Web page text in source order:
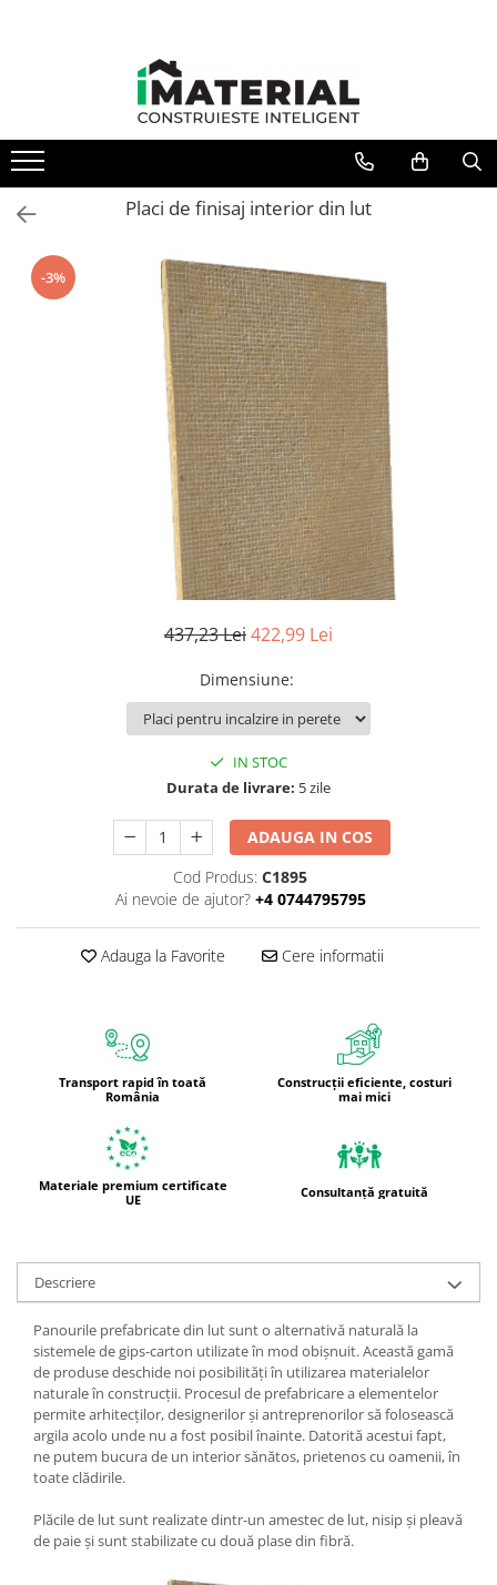
Toate Produsele
Fundație
Structură
Izolații
Fatada ventilata
Placi de finisaj interior din lut
-3%
437,23 Lei422,99 Lei
Dimensiune:
IN STOC
Durata de livrare: 5 zile
ADAUGA IN COS
Cod Produs: C1895
Ai nevoie de ajutor? +4 0744795795
Adauga la Favorite Cere informatii
Transport rapid în toată
România
Construcții eficiente, costuri
mai mici
Materiale premium certificate
UE
Consultanță gratuită
Descriere
Panourile prefabricate din lut sunt o alternativă naturală la
sistemele de gips-carton utilizate în mod obișnuit. Această gamă
de produse deschide noi posibilități în utilizarea materialelor
naturale în construcții. Procesul de prefabricare a elementelor
permite arhitecților, designerilor și antreprenorilor să folosească
argila acolo unde nu a fost posibil înainte. Datorită acestui fapt,
ne putem bucura de un interior sănătos, prietenos cu oamenii, în
toate clădirile.
Plăcile de lut sunt realizate dintr-un amestec de lut, nisip și pleavă
de paie și sunt stabilizate cu două plase din fibră.